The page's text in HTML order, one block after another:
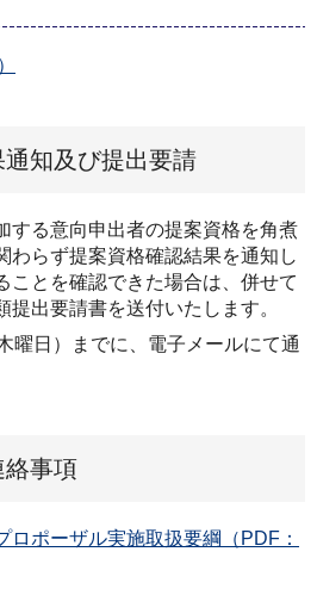
知及び提出要請
する意向申出者の提案資格を角煮
わらず提案資格確認結果を通知し
ことを確認できた場合は、併せて
提出要請書を送付いたします。
曜日）までに、電子メールにて通
絡事項
ロポーザル実施取扱要綱（PDF：